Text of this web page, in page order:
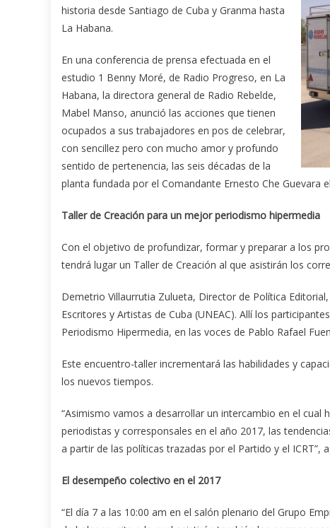
historia desde Santiago de Cuba y Granma hasta
La Habana.
En una conferencia de prensa efectuada en el
estudio 1 Benny Moré, de Radio Progreso, en La
Habana, la directora general de Radio Rebelde,
Mabel Manso, anunció las acciones que tienen
ocupados a sus trabajadores en pos de celebrar,
con sencillez pero con mucho amor y profundo
sentido de pertenencia, las seis décadas de la
planta fundada por el Comandante Ernesto Che Guevara
Taller de Creación para un mejor periodismo hipermedia
Con el objetivo de profundizar, formar y preparar a los
tendrá lugar un Taller de Creación al que asistirán los
Demetrio Villaurrutia Zulueta, Director de Política
Escritores y Artistas de Cuba (UNEAC). Allí los
Periodismo Hipermedia, en las voces de Pablo Rafael
Este encuentro-taller incrementará las habilidades y
los nuevos tiempos.
“Asimismo vamos a desarrollar un intercambio en el
periodistas y corresponsales en el año 2017, las
a partir de las políticas trazadas por el Partido y el ICRT”,
El desempeño colectivo en el 2017
“El día 7 a las 10:00 am en el salón plenario del Grupo